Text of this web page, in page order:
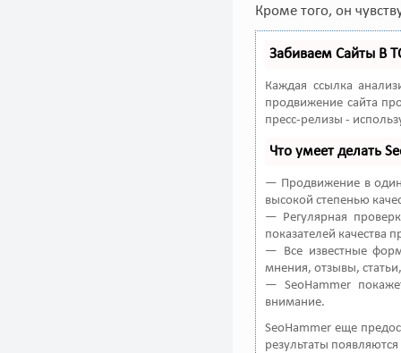
Кроме того, он
Забиваем Сайты В
Каждая ссылка
продвижение сайта
пресс-релизы -
Что умеет делать
— Продвижение в один
высокой степенью
— Регулярная
показателей качества
— Все известные
мнения, отзывы,
— SeoHammer
внимание.
SeoHammer еще
результаты